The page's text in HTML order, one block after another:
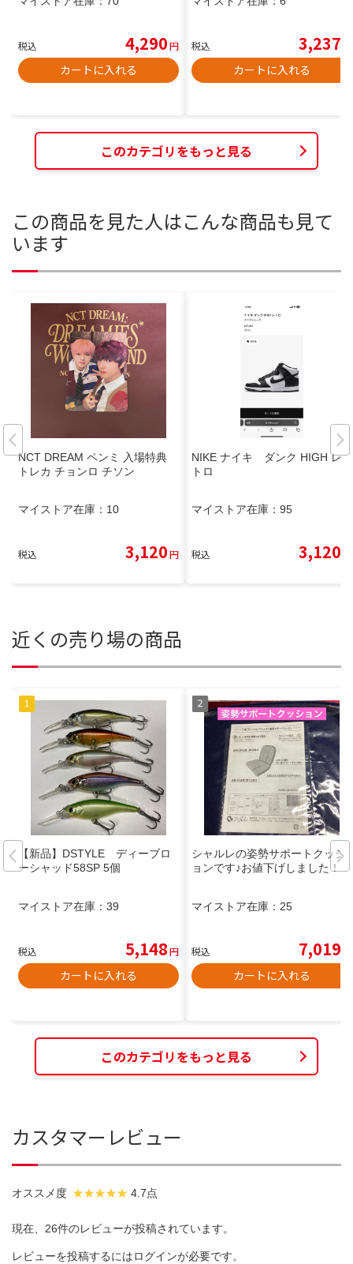
税込 4,290円
カートに入れる
税込 3,237
カートに入れる
このカテゴリをもっと見る
この商品を見た人はこんな商品も見て
います
NCT DREAM ペンミ 入場特典
トレカ チョンロ チソン
マイストア在庫： 10
税込 3,120円
NIKE ナイキ ダンク HIGH レ
トロ
マイストア在庫： 95
税込 3,120
近くの売り場の商品
【新品】DSTYLE ディーブロ
ーシャッド58SP 5個
マイストア在庫： 39
税込 5,148円
カートに入れる
シャルレの姿勢サポートクッシ
ョンです♪お値下げしました！
マイストア在庫： 25
税込 7,019
カートに入れる
このカテゴリをもっと見る
カスタマーレビュー
オススメ度 4.7点
現在、26件のレビューが投稿されています。
レビューを投稿するにはログインが必要です。